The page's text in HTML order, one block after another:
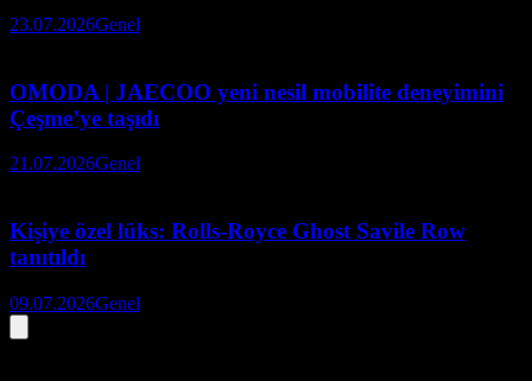
23.07.2026Genel
OMODA | JAECOO yeni nesil mobilite deneyimini
Çeşme’ye taşıdı
21.07.2026Genel
Kişiye özel lüks: Rolls-Royce Ghost Savile Row
tanıtıldı
09.07.2026Genel